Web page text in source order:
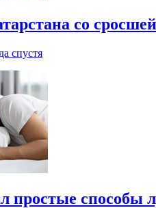
со
спустя
простые способы